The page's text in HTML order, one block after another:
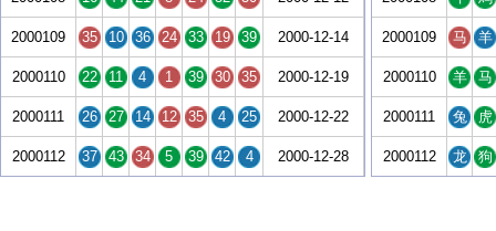
2000109 35 10 36 24 33 19 39 2000-12-14
2000110 22 11 4 1 39 30 35 2000-12-19
2000111 26 27 14 12 35 4 25 2000-12-22
2000112 37 43 34 5 39 42 4 2000-12-28
2000109 马 羊
2000110 羊 马
2000111 兔 虎
2000112 龙 狗